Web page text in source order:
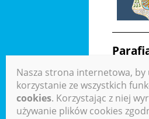
pw.
ul.
Nasza strona internetowa, by
korzystanie ze wszystkich
cookies. Korzystając z niej
używanie plików cookies